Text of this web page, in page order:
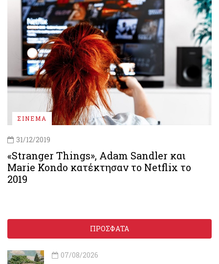
ΣΙΝΕΜΑ
31/12/2019
«Stranger Things», Adam Sandler και
Marie Kondo κατέκτησαν το Netflix το
2019
ΠΡΟΣΦΑΤΑ
07/08/2026